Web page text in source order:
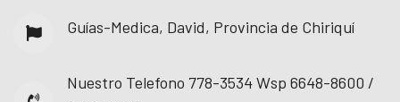
Guías-Medica, David, Provincia de Chiriquí
Nuestro Telefono 778-3534 Wsp 6648-8600 /